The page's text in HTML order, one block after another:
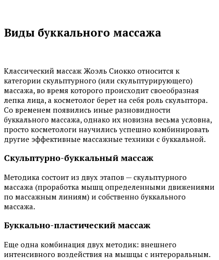
Виды буккального массажа
Классический массаж Жоэль Сиокко относится к
категории скульптурного (или скульптурирующего)
массажа, во время которого происходит своеобразная
лепка лица, а косметолог берет на себя роль скульптора.
Со временем появились иные разновидности
буккального массажа, однако их новизна весьма условна,
просто косметологи научились успешно комбинировать
другие эффективные массажные техники с буккальной.
Скульптурно-буккальный массаж
Методика состоит из двух этапов — скульптурного
массажа (проработка мышц определенными движениями
по массажным линиям) и собственно буккального
массажа.
Буккально-пластический массаж
Еще одна комбинация двух методик: внешнего
интенсивного воздействия на мышцы с интероральным.